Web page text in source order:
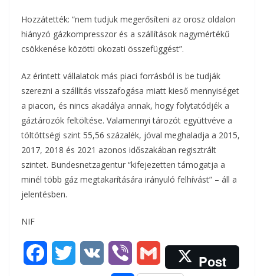
Hozzátették: “nem tudjuk megerősíteni az orosz oldalon
hiányzó gázkompresszor és a szállítások nagymértékű
csökkenése közötti okozati összefüggést”.
Az érintett vállalatok más piaci forrásból is be tudják
szerezni a szállítás visszafogása miatt kieső mennyiséget
a piacon, és nincs akadálya annak, hogy folytatódjék a
gáztározók feltöltése. Valamennyi tározót együttvéve a
töltöttségi szint 55,56 százalék, jóval meghaladja a 2015,
2017, 2018 és 2021 azonos időszakában regisztrált
szintet. Bundesnetzagentur “kifejezetten támogatja a
minél több gáz megtakarítására irányuló felhívást” – áll a
jelentésben.
NIF
Post